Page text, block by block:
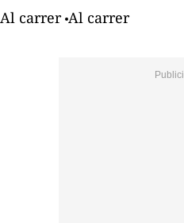
Al carrer Al carrer